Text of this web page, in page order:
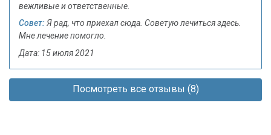
вежливые и ответственные.
Совет: Я рад, что приехал сюда. Советую лечиться здесь.
Мне лечение помогло.
Дата: 15 июля 2021
Посмотреть все отзывы (8)